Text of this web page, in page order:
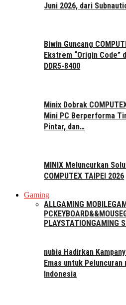
Juni 2026, dari
Biwin Guncang
Ekstrem “Origin Code”
DDR5-8400
Minix Dobrak
Mini PC Berperforma
Pintar, dan…
MINIX Meluncurkan
COMPUTEX TAIPEI 2026
Gaming
ALLGAMING MOBILE
PCKEYBOARD&&MOUSE
PLAYSTATIONGAMING
nubia Hadirkan
Emas untuk
Indonesia